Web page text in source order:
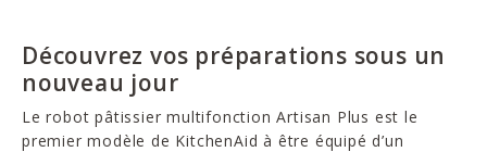
Découvrez vos préparations sous un
nouveau jour
Le robot pâtissier multifonction Artisan Plus est le
premier modèle de KitchenAid à être équipé d’un